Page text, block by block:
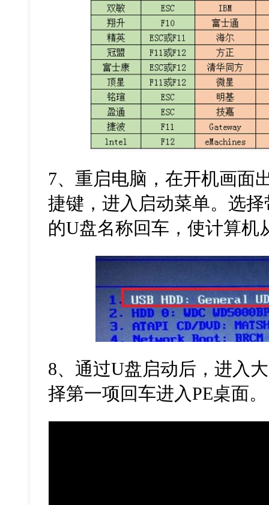
7、重启电脑，在开机画面
捷键，进入启动菜单。选择
的U盘名称回车，使计算机
8、通过U盘启动后，进入
择第一项回车进入PE桌面。